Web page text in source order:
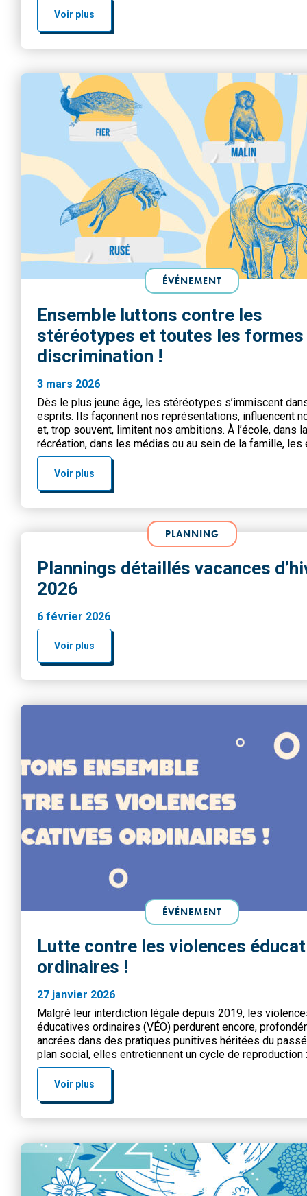
Voir plus
ÉVÉNEMENT
Ensemble luttons contre les
stéréotypes et toutes les formes
discrimination !
3 mars 2026
Dès le plus jeune âge, les stéréotypes s’immiscent
esprits. Ils façonnent nos représentations, influencent
et, trop souvent, limitent nos ambitions. À l’école, dans
récréation, dans les médias ou au sein de la famille, les
intériorisent des modèles qui assignent des rôles en
du sexe, de l’origine, […]
Voir plus
PLANNING
Plannings détaillés vacances
2026
6 février 2026
Voir plus
ÉVÉNEMENT
Lutte contre les violences
ordinaires !
27 janvier 2026
Malgré leur interdiction légale depuis 2019, les
éducatives ordinaires (VÉO) perdurent encore,
ancrées dans des pratiques punitives héritées du
plan social, elles entretiennent un cycle de reproduction
enfants exposés sont plus susceptibles de devenir
violents ou de développer des troubles du
affectent également la confiance […]
Voir plus